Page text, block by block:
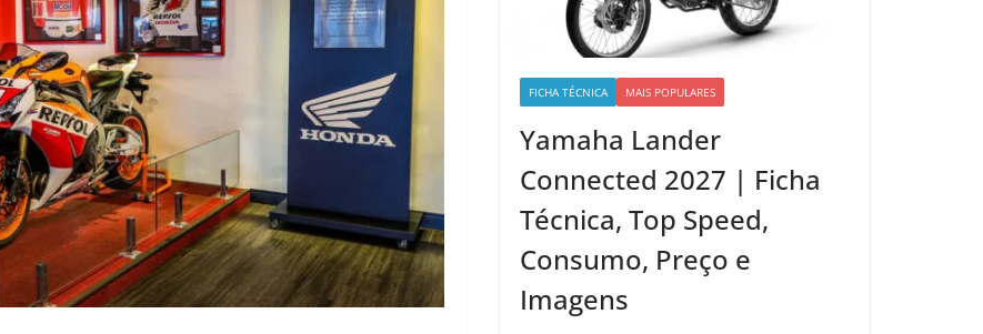
FICHA TÉCNICA MAIS POPULARES
Yamaha Lander
Connected 2027 | Ficha
Técnica, Top Speed,
Consumo, Preço e
Imagens